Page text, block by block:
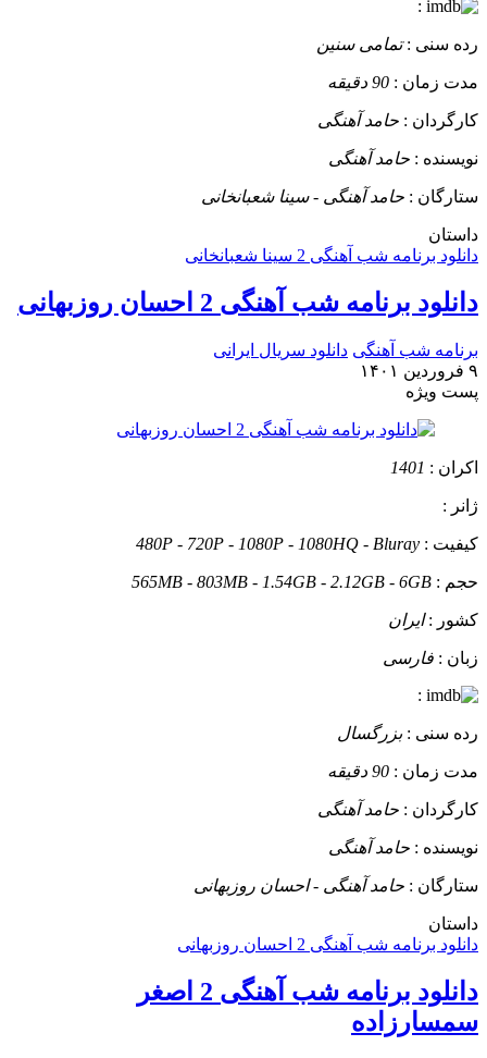
:
رده سنی :تمامی سنین
مدت زمان : 90 دقیقه
کارگردان : حامد آهنگی
نویسنده : حامد آهنگی
ستارگان : حامد آهنگی - سینا شعبانخانی
داستان
دانلود برنامه شب آهنگی 2 سینا شعبانخانی
دانلود برنامه شب آهنگی 2 احسان روزبهانی
برنامه شب آهنگی دانلود سریال ایرانی
۹ فروردین ۱۴۰۱
پست ويژه
اکران : 1401
ژانر :
کیفیت : 480P - 720P - 1080P - 1080HQ - Bluray
حجم : 565MB - 803MB - 1.54GB - 2.12GB - 6GB
کشور :ایران
زبان : فارسی
:
رده سنی :بزرگسال
مدت زمان : 90 دقیقه
کارگردان : حامد آهنگی
نویسنده : حامد آهنگی
ستارگان : حامد آهنگی - احسان روزبهانی
داستان
دانلود برنامه شب آهنگی 2 احسان روزبهانی
دانلود برنامه شب آهنگی 2 اصغر
سمسارزاده